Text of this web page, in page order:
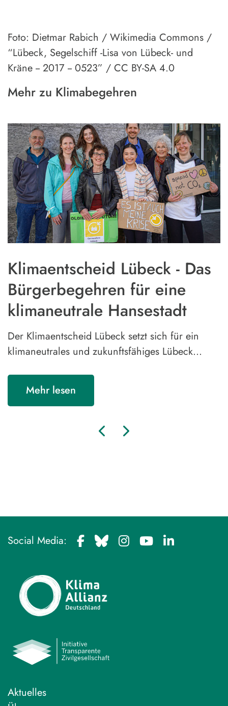
Foto: Dietmar Rabich / Wikimedia Commons /
“Lübeck, Segelschiff -Lisa von Lübeck- und
Kräne -- 2017 -- 0523” / CC BY-SA 4.0
Mehr zu Klimabegehren
Klimaentscheid Lübeck - Das
Bürgerbegehren für eine
klimaneutrale Hansestadt
Der Klimaentscheid Lübeck setzt sich für ein
klimaneutrales und zukunftsfähiges Lübeck…
Mehr lesen
Social Media:
Aktuelles